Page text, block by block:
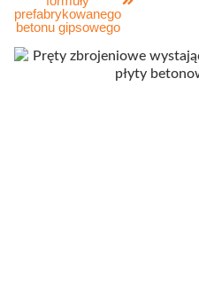
prefabrykowanego
betonu gipsowego